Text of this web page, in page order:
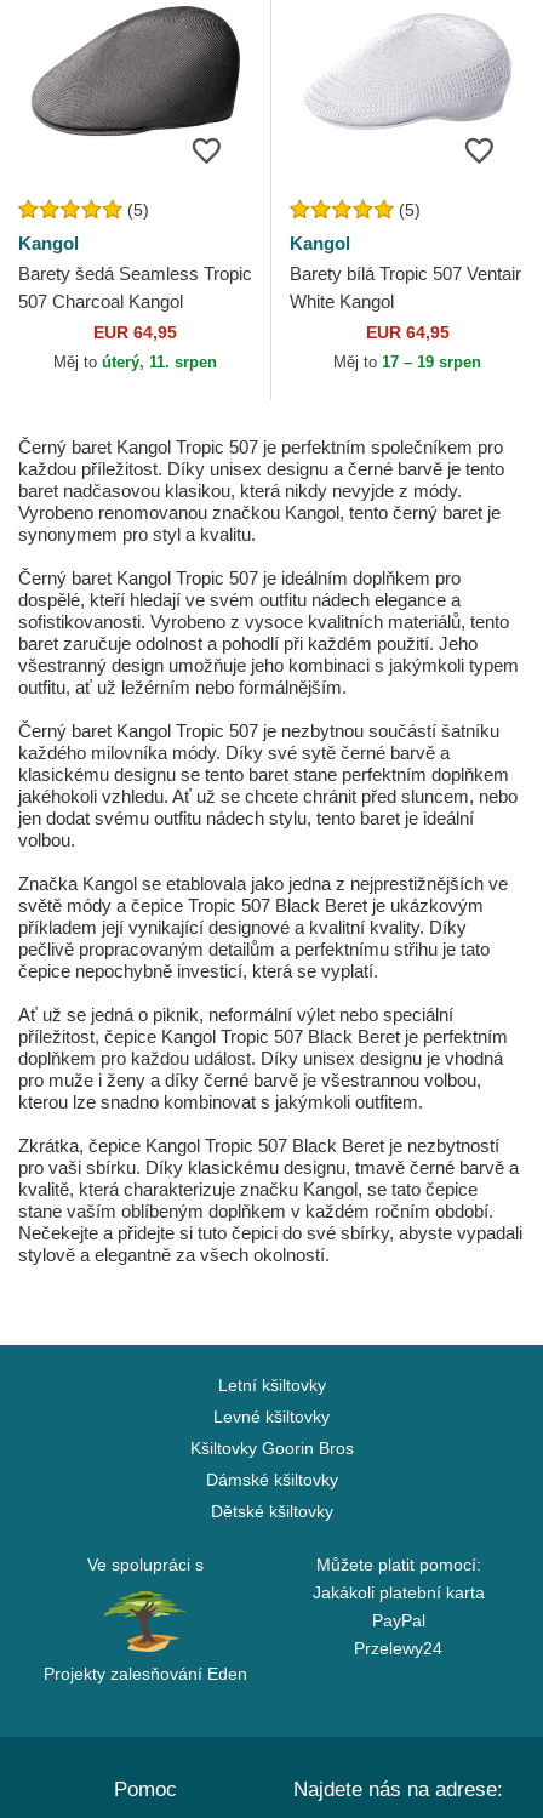
(5)
Kangol
Barety šedá Seamless Tropic
507 Charcoal Kangol
EUR 64,95
Měj to úterý, 11. srpen
(5)
Kangol
Barety bílá Tropic 507 Ventair
White Kangol
EUR 64,95
Měj to 17 – 19 srpen
Černý baret Kangol Tropic 507 je perfektním společníkem pro
každou příležitost. Díky unisex designu a černé barvě je tento
baret nadčasovou klasikou, která nikdy nevyjde z módy.
Vyrobeno renomovanou značkou Kangol, tento černý baret je
synonymem pro styl a kvalitu.
Černý baret Kangol Tropic 507 je ideálním doplňkem pro
dospělé, kteří hledají ve svém outfitu nádech elegance a
sofistikovanosti. Vyrobeno z vysoce kvalitních materiálů, tento
baret zaručuje odolnost a pohodlí při každém použití. Jeho
všestranný design umožňuje jeho kombinaci s jakýmkoli typem
outfitu, ať už ležérním nebo formálnějším.
Černý baret Kangol Tropic 507 je nezbytnou součástí šatníku
každého milovníka módy. Díky své sytě černé barvě a
klasickému designu se tento baret stane perfektním doplňkem
jakéhokoli vzhledu. Ať už se chcete chránit před sluncem, nebo
jen dodat svému outfitu nádech stylu, tento baret je ideální
volbou.
Značka Kangol se etablovala jako jedna z nejprestižnějších ve
světě módy a čepice Tropic 507 Black Beret je ukázkovým
příkladem její vynikající designové a kvalitní kvality. Díky
pečlivě propracovaným detailům a perfektnímu střihu je tato
čepice nepochybně investicí, která se vyplatí.
Ať už se jedná o piknik, neformální výlet nebo speciální
příležitost, čepice Kangol Tropic 507 Black Beret je perfektním
doplňkem pro každou událost. Díky unisex designu je vhodná
pro muže i ženy a díky černé barvě je všestrannou volbou,
kterou lze snadno kombinovat s jakýmkoli outfitem.
Zkrátka, čepice Kangol Tropic 507 Black Beret je nezbytností
pro vaši sbírku. Díky klasickému designu, tmavě černé barvě a
kvalitě, která charakterizuje značku Kangol, se tato čepice
stane vaším oblíbeným doplňkem v každém ročním období.
Nečekejte a přidejte si tuto čepici do své sbírky, abyste vypadali
stylově a elegantně za všech okolností.
Letní kšiltovky
Levné kšiltovky
Kšiltovky Goorin Bros
Dámské kšiltovky
Dětské kšiltovky
Ve spolupráci s
Projekty zalesňování Eden
Můžete platit pomocí:
Jakákoli platební karta
PayPal
Przelewy24
Pomoc Najdete nás na adrese: